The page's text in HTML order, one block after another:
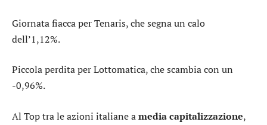
Giornata fiacca perTenaris, che segna un calo
dell’1,12%.
Piccola perdita perLottomatica, che scambia con un
-0,96%.
Al Top tra le azioni italiane amedia capitalizzazione,